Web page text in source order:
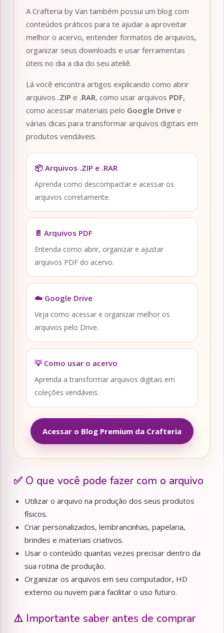
A Crafteria by Van também possui um blog com
conteúdos práticos para te ajudar a aproveitar
melhor o acervo, entender formatos de arquivos,
organizar seus downloads e usar ferramentas
úteis no dia a dia do seu ateliê.
Lá você encontra artigos explicando como abrir
arquivos .ZIP e .RAR, como usar arquivos PDF,
como acessar materiais pelo Google Drive e
várias dicas para transformar arquivos digitais em
produtos vendáveis.
📦 Arquivos .ZIP e .RAR
Aprenda como descompactar e acessar os
arquivos corretamente.
📄 Arquivos PDF
Entenda como abrir, organizar e ajustar
arquivos PDF do acervo.
☁️ Google Drive
Veja como acessar e organizar melhor os
arquivos pelo Drive.
💡 Como usar o acervo
Aprenda a transformar arquivos digitais em
coleções vendáveis.
Acessar o Blog Premium da Crafteria
✅ O que você pode fazer com o arquivo
Utilizar o arquivo na produção dos seus produtos
físicos.
Criar personalizados, lembrancinhas, papelaria,
brindes e materiais criativos.
Usar o conteúdo quantas vezes precisar dentro da
sua rotina de produção.
Organizar os arquivos em seu computador, HD
externo ou nuvem para facilitar o uso futuro.
⚠️ Importante saber antes de comprar